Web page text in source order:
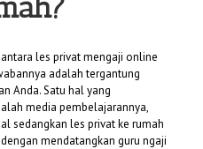
les privat mengaji online
adalah tergantung
Anda. Satu hal yang
media pembelajarannya,
sedangkan les privat ke rumah
mendatangkan guru ngaji